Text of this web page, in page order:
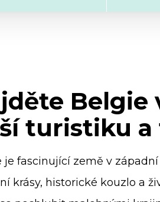
Belgie
turistiku
je fascinující země v
krásy, historické kouzlo a